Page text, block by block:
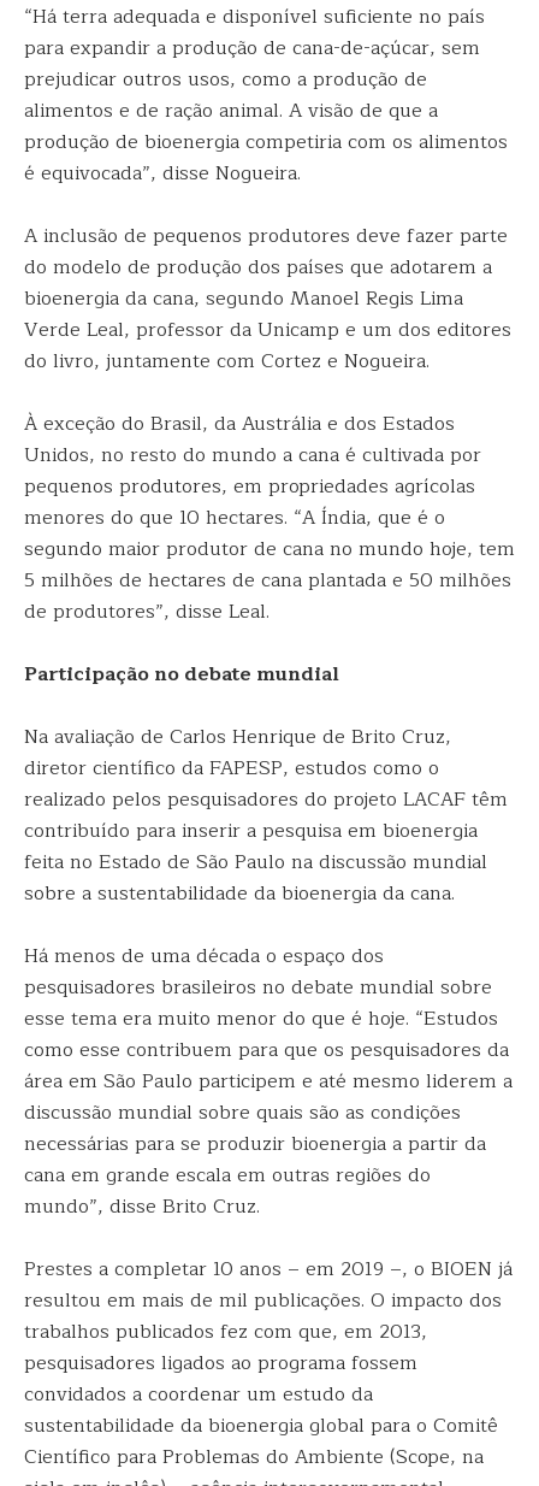
“Há terra adequada e disponível suficiente no país
para expandir a produção de cana-de-açúcar, sem
prejudicar outros usos, como a produção de
alimentos e de ração animal. A visão de que a
produção de bioenergia competiria com os alimentos
é equivocada”, disse Nogueira.
A inclusão de pequenos produtores deve fazer parte
do modelo de produção dos países que adotarem a
bioenergia da cana, segundo Manoel Regis Lima
Verde Leal, professor da Unicamp e um dos editores
do livro, juntamente com Cortez e Nogueira.
À exceção do Brasil, da Austrália e dos Estados
Unidos, no resto do mundo a cana é cultivada por
pequenos produtores, em propriedades agrícolas
menores do que 10 hectares. “A Índia, que é o
segundo maior produtor de cana no mundo hoje, tem
5 milhões de hectares de cana plantada e 50 milhões
de produtores”, disse Leal.
Participação no debate mundial
Na avaliação de Carlos Henrique de Brito Cruz,
diretor científico da FAPESP, estudos como o
realizado pelos pesquisadores do projeto LACAF têm
contribuído para inserir a pesquisa em bioenergia
feita no Estado de São Paulo na discussão mundial
sobre a sustentabilidade da bioenergia da cana.
Há menos de uma década o espaço dos
pesquisadores brasileiros no debate mundial sobre
esse tema era muito menor do que é hoje. “Estudos
como esse contribuem para que os pesquisadores da
área em São Paulo participem e até mesmo liderem a
discussão mundial sobre quais são as condições
necessárias para se produzir bioenergia a partir da
cana em grande escala em outras regiões do
mundo”, disse Brito Cruz.
Prestes a completar 10 anos – em 2019 –, o BIOEN já
resultou em mais de mil publicações. O impacto dos
trabalhos publicados fez com que, em 2013,
pesquisadores ligados ao programa fossem
convidados a coordenar um estudo da
sustentabilidade da bioenergia global para o Comitê
Científico para Problemas do Ambiente (Scope, na